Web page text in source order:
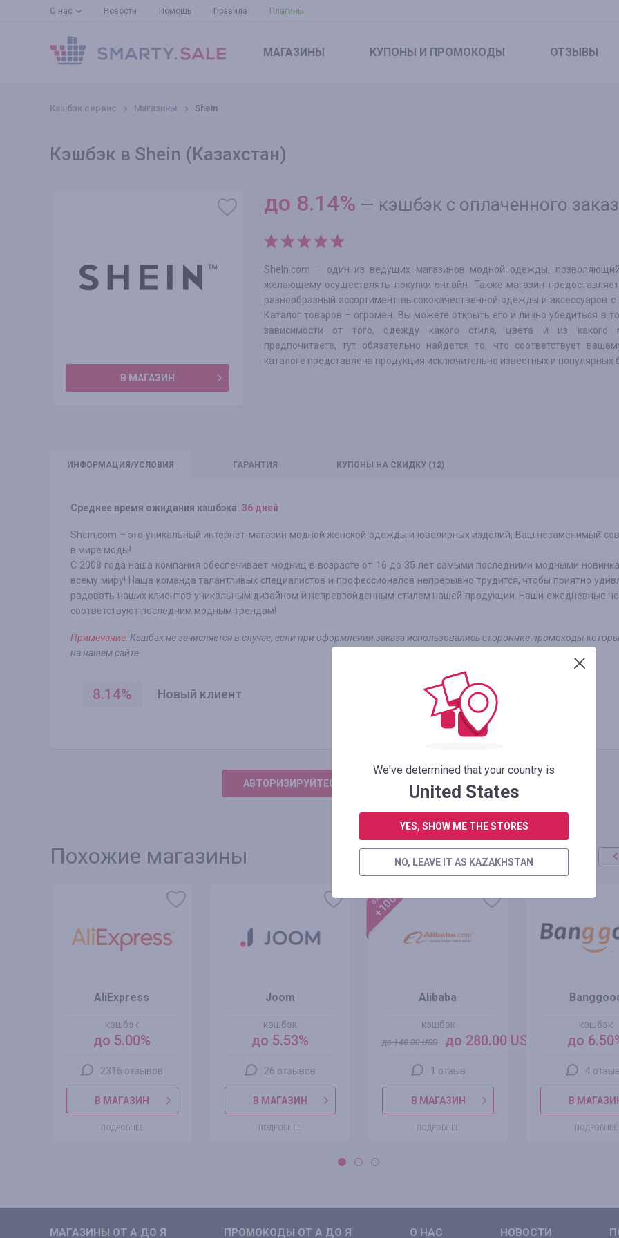
О нас Новости Помощь Правила Плагины
МАГАЗИНЫ КУПОНЫ И ПРОМОКОДЫ ОТЗЫВЫ
Кэшбэк сервис Магазины Shein
Кэшбэк в Shein (Казахстан)
В МАГАЗИН
до 8.14% — кэшбэк с оплаченного
SheIn.com – один из ведущих магазинов модной одежды,
желающему осуществлять покупки онлайн. Также магазин
разнообразный ассортимент высококачественной одежды и аксессуаров с
Каталог товаров – огромен. Вы можете открыть его и лично убедиться в
зависимости от того, одежду какого стиля, цвета и из какого
предпочитаете, тут обязательно найдется то, что соответствует
каталоге представлена продукция исключительно известных и популярных
ИНФО РМАЦИЯ/УСЛОВИЯ ГАРАНТИЯ КУПОНЫ НА СКИДКУ (12)
Среднее время ожидания кэшбэка: 36 дней
Shein.com – это уникальный интернет-магазин модной женской одежды и ювелирных изделий, Ваш незаменимый
в мире моды!
С 2008 года наша компания обеспечивает модниц в возрасте от 16 до 35 лет самыми последними модными
всему миру! Наша команда талантливых специалистов и профессионалов непрерывно трудится, чтобы приятно
радовать наших клиентов уникальным дизайном и непревзойденным стилем нашей продукции. Наши ежедневные
соответствуют последним модным трендам!
Примечание: Кэшбэк не зачисляется в случае, если при оформлении заказа использовались сторонние промокоды
на нашем сайте
8.14% Новый клиент % Существующий клиент
АВТОРИЗИРУЙТЕСЬ, ЧТОБЫ ОСТАВИТЬ ОТЗЫВ
Похожие магазины
AliExpress
кэшбэк
до 5.00%
2316 отзывов
В МАГАЗИН
ПОДРОБНЕЕ
Joom
кэшбэк
до 5.53%
26 отзывов
В МАГАЗИН
ПОДРОБНЕЕ
акция
+100%
Alibaba
кэшбэк
до140.00USD до 280.00 USD
1 отзыв
В МАГАЗИН
ПОДРОБНЕЕ
кэшбэк
до
4
В
ПОДРОБНЕЕ
МАГАЗИНЫ ОТ А ДО Я ПРОМОКОДЫ ОТ А ДО Я О НАС НОВОСТИ
We've determined that your country is
United States
YES, SHOW ME THE STORES
NO, LEAVE IT AS KAZAKHSTAN